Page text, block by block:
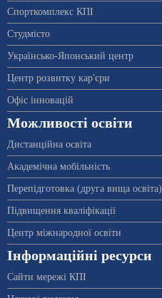
Спорткомплекс КПІ
Студмісто
Українсько-Японський центр
Центр розвитку кар'єри
Офіс інновацій
Можливості освіти
Дистанційна освіта
Академічна мобільність
Перепідготовка (друга вища освіта)
Підвищення кваліфікації
Центр міжнародної освіти
Інформаційні ресурси
Сайти мережі КПІ